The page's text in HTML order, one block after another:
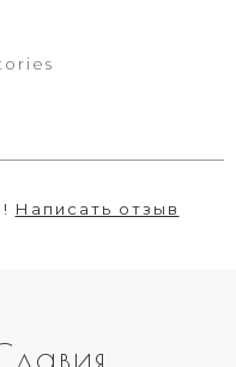
Написать отзыв